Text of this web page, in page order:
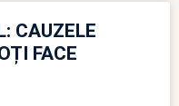
CAUZELE
FACE